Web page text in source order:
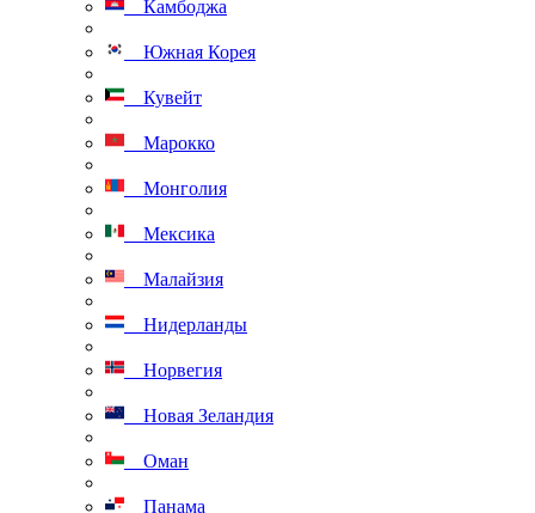
Камбоджа
Южная Корея
Кувейт
Марокко
Монголия
Мексика
Малайзия
Нидерланды
Норвегия
Новая Зеландия
Оман
Панама